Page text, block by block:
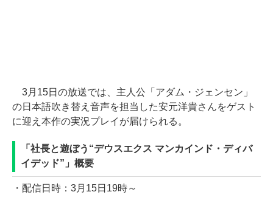
3月15日の放送では、主人公「アダム・ジェンセン」
の日本語吹き替え音声を担当した安元洋貴さんをゲスト
に迎え本作の実況プレイが届けられる。
「社長と遊ぼう“デウスエクス マンカインド・ディバ
イデッド”」概要
・配信日時：3月15日19時～